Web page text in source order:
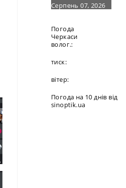
Серпень 07, 2026
Погода
Черкаси
волог.:
тиск:
вітер:
Погода на 10 днів від
sinoptik.ua